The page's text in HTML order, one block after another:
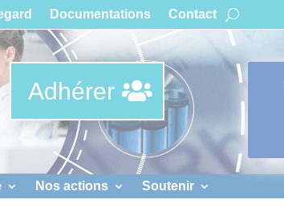
Documentations Contact
Adhérer
Nos actions Soutenir